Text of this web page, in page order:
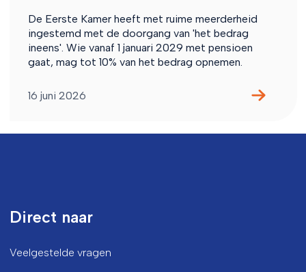
De Eerste Kamer heeft met ruime meerderheid
ingestemd met de doorgang van 'het bedrag
ineens'. Wie vanaf 1 januari 2029 met pensioen
gaat, mag tot 10% van het bedrag opnemen.
16 juni 2026
Direct naar
Veelgestelde vragen